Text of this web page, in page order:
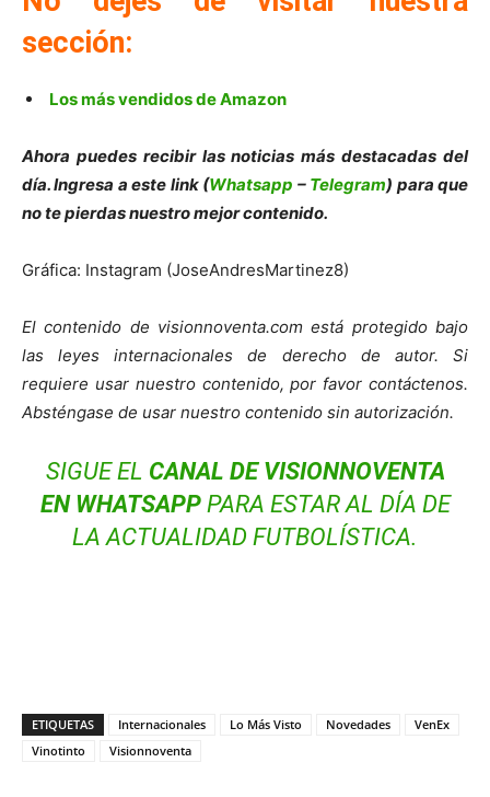
sección:
Los más vendidos de Amazon
Ahora puedes recibir las noticias más destacadas del
día. Ingresa a este link (Whatsapp – Telegram) para que
no te pierdas nuestro mejor contenido.
Gráfica: Instagram (JoseAndresMartinez8)
El contenido de visionnoventa.com está protegido bajo
las leyes internacionales de derecho de autor. Si
requiere usar nuestro contenido, por favor contáctenos.
Absténgase de usar nuestro contenido sin autorización.
SIGUE EL CANAL DE VISIONNOVENTA
EN WHATSAPPPARA ESTAR AL DÍA DE
LA ACTUALIDAD FUTBOLÍSTICA.
ETIQUETAS Internacionales Lo Más Visto Novedades
VenEx
Vinotinto
Visionnoventa